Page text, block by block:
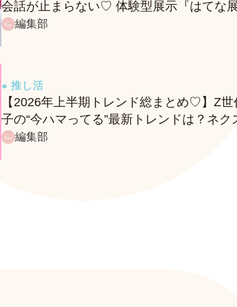
会話が止まらない♡ 体験型展示『はてな展
に行ってきたレポ
編集部
● 推し活
【2026年上半期トレンド総まとめ♡】Z世
子の“今ハマってる”最新トレンドは？ネク
バズ予報もチェック♪
編集部